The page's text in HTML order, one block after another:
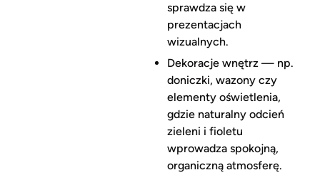
sprawdza się w
prezentacjach
wizualnych.
Dekoracje wnętrz — np.
doniczki, wazony czy
elementy oświetlenia,
gdzie naturalny odcień
zieleni i fioletu
wprowadza spokojną,
organiczną atmosferę.